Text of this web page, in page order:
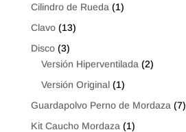
Cilindro de Rueda (1)
Clavo (13)
Disco (3)
Versión Hiperventilada (2)
Versión Original (1)
Guardapolvo Perno de Mordaza (7)
Kit Caucho Mordaza (1)